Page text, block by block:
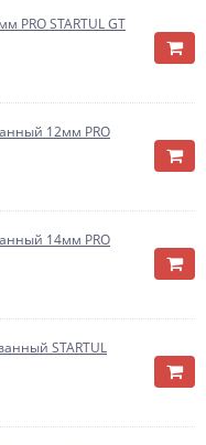
STARTUL GT
12мм PRO
14мм PRO
STARTUL